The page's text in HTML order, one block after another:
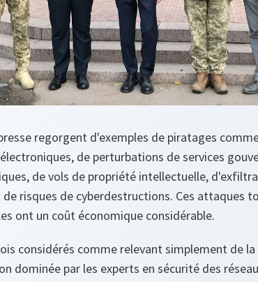
regorgent d'exemples de piratages
de perturbations de services
de vols de propriété intellectuelle,
risques de cyberdestructions. Ces attaques
ont un coût économique considérable.
considérés comme relevant simplement de
dominée par les experts en sécurité des